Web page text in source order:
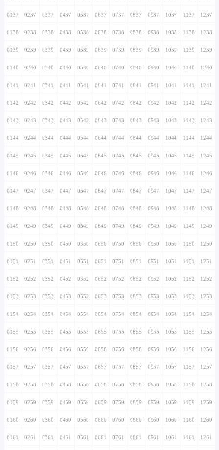
0137 0237 0337 0437 0537 0637 0737 0837 0937 1037 1137 1237
0138 0238 0338 0438 0538 0638 0738 0838 0938 1038 1138 1238
0139 0239 0339 0439 0539 0639 0739 0839 0939 1039 1139 1239
0140 0240 0340 0440 0540 0640 0740 0840 0940 1040 1140 1240
0141 0241 0341 0441 0541 0641 0741 0841 0941 1041 1141 1241
0142 0242 0342 0442 0542 0642 0742 0842 0942 1042 1142 1242
0143 0243 0343 0443 0543 0643 0743 0843 0943 1043 1143 1243
0144 0244 0344 0444 0544 0644 0744 0844 0944 1044 1144 1244
0145 0245 0345 0445 0545 0645 0745 0845 0945 1045 1145 1245
0146 0246 0346 0446 0546 0646 0746 0846 0946 1046 1146 1246
0147 0247 0347 0447 0547 0647 0747 0847 0947 1047 1147 1247
0148 0248 0348 0448 0548 0648 0748 0848 0948 1048 1148 1248
0149 0249 0349 0449 0549 0649 0749 0849 0949 1049 1149 1249
0150 0250 0350 0450 0550 0650 0750 0850 0950 1050 1150 1250
0151 0251 0351 0451 0551 0651 0751 0851 0951 1051 1151 1251
0152 0252 0352 0452 0552 0652 0752 0852 0952 1052 1152 1252
0153 0253 0353 0453 0553 0653 0753 0853 0953 1053 1153 1253
0154 0254 0354 0454 0554 0654 0754 0854 0954 1054 1154 1254
0155 0255 0355 0455 0555 0655 0755 0855 0955 1055 1155 1255
0156 0256 0356 0456 0556 0656 0756 0856 0956 1056 1156 1256
0157 0257 0357 0457 0557 0657 0757 0857 0957 1057 1157 1257
0158 0258 0358 0458 0558 0658 0758 0858 0958 1058 1158 1258
0159 0259 0359 0459 0559 0659 0759 0859 0959 1059 1159 1259
0160 0260 0360 0460 0560 0660 0760 0860 0960 1060 1160 1260
0161 0261 0361 0461 0561 0661 0761 0861 0961 1061 1161 1261